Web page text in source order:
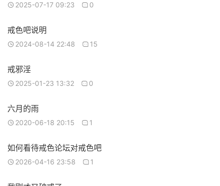
2025-07-17 09:23 0
戒色吧说明
2024-08-14 22:48 15
戒邪淫
2025-01-23 13:32 0
六月的雨
2020-06-18 20:15 1
如何看待戒色论坛对戒色吧
2026-04-16 23:58 1